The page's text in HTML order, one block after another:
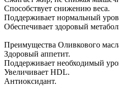
Способствует снижению веса.
Поддерживает нормальный
Обеспечивает здоровый
Преимущества Оливкового
Здоровый аппетит.
Поддерживает необходимый
Увеличивает HDL.
Антиоксидант.